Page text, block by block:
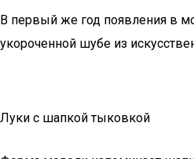
В первый же год появления в
укороченной шубе из
Луки с шапкой тыковкой